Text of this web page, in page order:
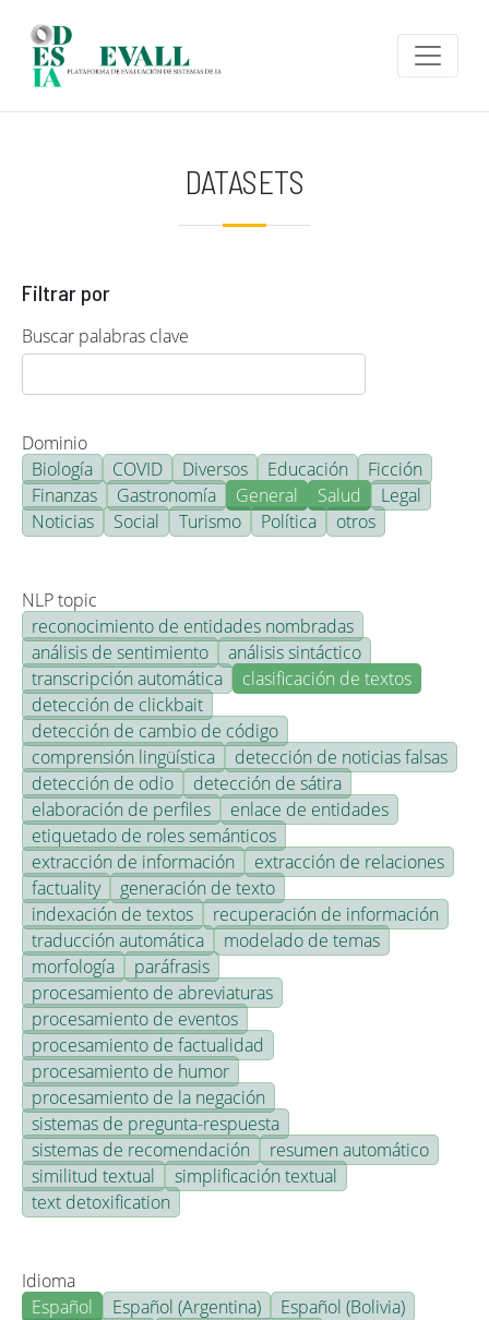
DATASETS
Filtrar por
Buscar palabras clave
Dominio
Biología
COVID Diversos Educación
Ficción
Finanzas
Gastronomía General Salud
Legal
Noticias
Social Turismo Política otros
NLP topic
reconocimiento de entidades nombradas
análisis de sentimiento
análisis sintáctico
transcripción automática
clasificación de textos
detección de clickbait
detección de cambio de código
comprensión lingüística
detección de noticias falsas
detección de odio
detección de sátira
elaboración de perfiles
enlace de entidades
etiquetado de roles semánticos
extracción de información
extracción de relaciones
factuality
generación de texto
indexación de textos
recuperación de información
traducción automática
modelado de temas
morfología
paráfrasis
procesamiento de abreviaturas
procesamiento de eventos
procesamiento de factualidad
procesamiento de humor
procesamiento de la negación
sistemas de pregunta-respuesta
sistemas de recomendación
resumen automático
similitud textual
simplificación textual
text detoxification
Idioma
Español
Español (Argentina)
Español (Bolivia)